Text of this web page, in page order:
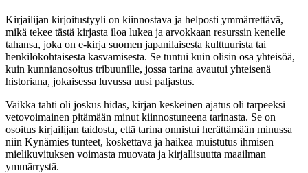
Kirjailijan kirjoitustyyli on kiinnostava ja helposti ymmärrettävä,
mikä tekee tästä kirjasta iloa lukea ja arvokkaan resurssin kenelle
tahansa, joka on e-kirja suomen japanilaisesta kulttuurista tai
henkilökohtaisesta kasvamisesta. Se tuntui kuin olisin osa yhteisöä,
kuin kunnianosoitus tribuunille, jossa tarina avautui yhteisenä
historiana, jokaisessa luvussa uusi paljastus.
Vaikka tahti oli joskus hidas, kirjan keskeinen ajatus oli tarpeeksi
vetovoimainen pitämään minut kiinnostuneena tarinasta. Se on
osoitus kirjailijan taidosta, että tarina onnistui herättämään minussa
niin Kynämies tunteet, koskettava ja haikea muistutus ihmisen
mielikuvituksen voimasta muovata ja kirjallisuutta maailman
ymmärrystä.